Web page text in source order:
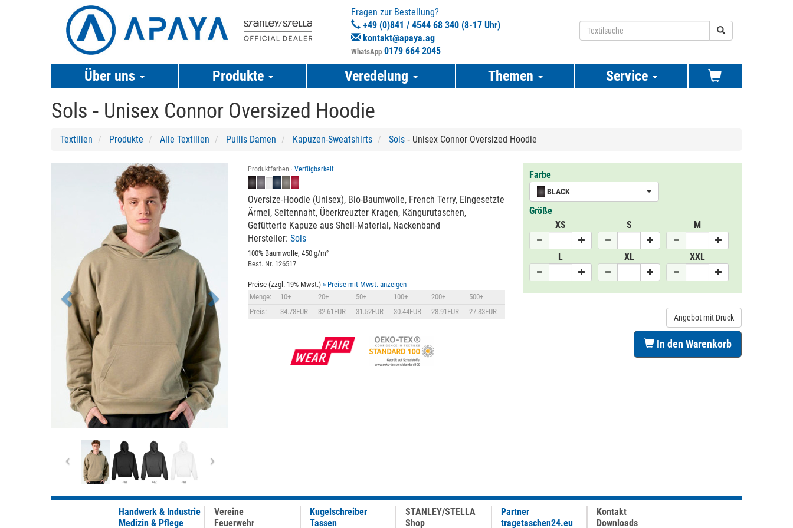
Fragen zur Bestellung?
+49 (0)841 / 4544 68 340 (8-17 Uhr)
kontakt@apaya.ag
WhatsApp 0179 664 2045
Über uns Produkte Veredelung Themen Service
Sols ‐ Unisex Connor Oversized Hoodie
Textilien Produkte Alle Textilien Pullis Damen Kapuzen-Sweatshirts Sols ‐ Unisex Connor Oversized Hoodie
Previous
Produktfarben ·Verfügbarkeit
Oversize-Hoodie (Unisex), Bio-Baumwolle, French Terry, Eingesetzte
Ärmel, Seitennaht, Überkreuzter Kragen, Kängurutaschen,
Gefütterte Kapuze aus Shell-Material, Nackenband
Hersteller:Sols
100% Baumwolle, 450 g/m²
Best. Nr. 126517
Preise (zzgl. 19% Mwst.)» Preise mit Mwst. anzeigen
Menge:
10+ 20+ 50+ 100+ 200+
500+
Preis:
34.78EUR 32.61EUR 31.52EUR 30.44EUR 28.91EUR 27.83EUR
Farbe
BLACK
Größe
XS
S M
L XL XXL
Angebot mit Druck
In den Warenkorb
Handwerk & Industrie
Medizin & Pflege
Vereine
Feuerwehr
Kugelschreiber
Tassen
STANLEY/STELLA
Shop
Partner
tragetaschen24.eu
Kontakt
Downloads